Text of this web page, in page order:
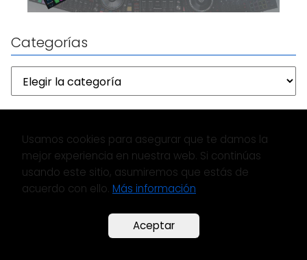
Categorías
Usamos cookies para asegurar que te damos la
mejor experiencia en nuestra web. Si continúas
usando este sitio, asumiremos que estás de
acuerdo con ello. Más información
Aceptar